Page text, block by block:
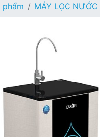
phẩm MÁY LỌC NƯỚC